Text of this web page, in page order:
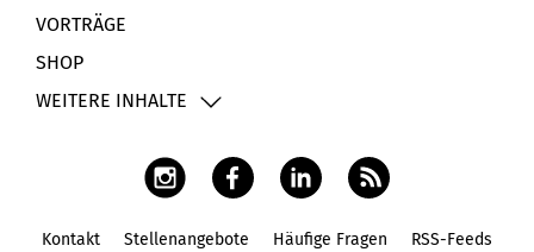
VORTRÄGE
SHOP
WEITERE INHALTE
Kontakt Stellenangebote Häufige Fragen RSS-Feeds